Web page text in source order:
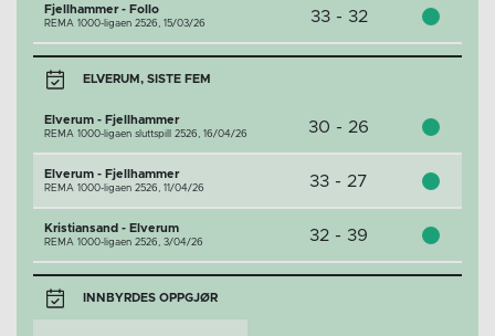
Fjellhammer - Follo
REMA 1000-ligaen 2526, 15/03/26 33 - 32
ELVERUM, SISTE FEM
Elverum - Fjellhammer
REMA 1000-ligaen sluttspill 2526, 16/04/26 30 - 26
Elverum - Fjellhammer
REMA 1000-ligaen 2526, 11/04/26 33 - 27
Kristiansand - Elverum
REMA 1000-ligaen 2526, 3/04/26 32 - 39
INNBYRDES OPPGJØR